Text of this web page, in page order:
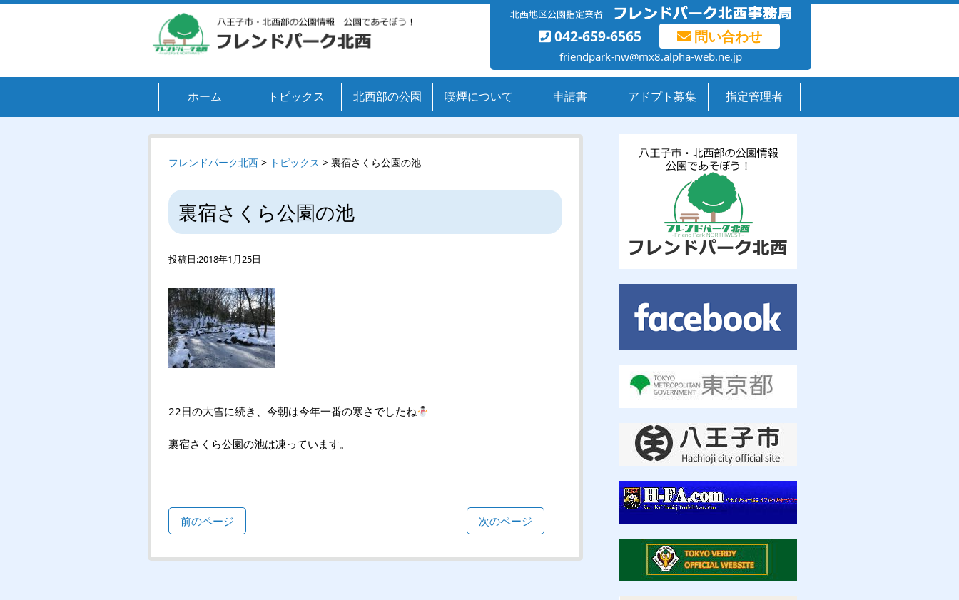
042-659-6565 問い合わせ
friendpark-nw@mx8.alpha-web.ne.jp
ホーム トピックス 北西部の公園 喫煙について 申請書 アドプト募集 指定管理者
フレンドパーク北西 > トピックス > 裏宿さくら公園の池
裏宿さくら公園の池
投稿日:2018年1月25日
22日の大雪に続き、今朝は今年一番の寒さでしたね
裏宿さくら公園の池は凍っています。
前のページ 次のページ